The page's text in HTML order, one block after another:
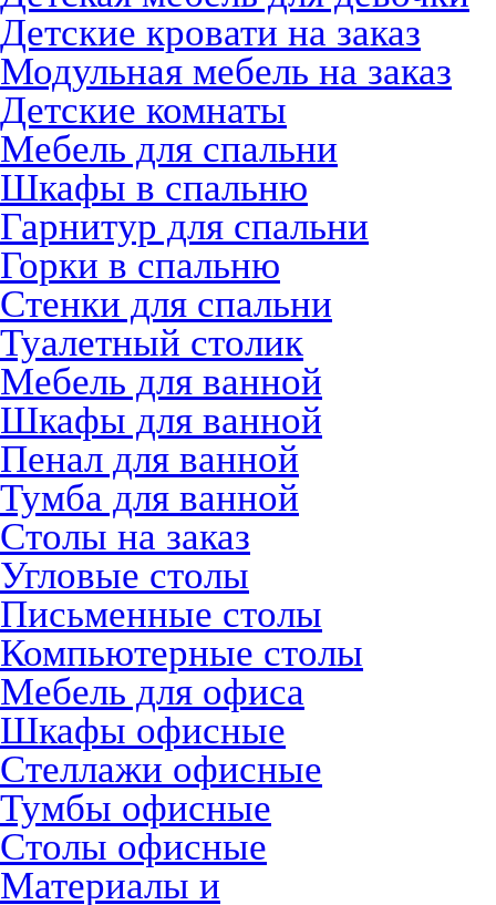
Детские кровати на заказ
Модульная мебель на заказ
Детские комнаты
Мебель для спальни
Шкафы в спальню
Гарнитур для спальни
Горки в спальню
Стенки для спальни
Туалетный столик
Мебель для ванной
Шкафы для ванной
Пенал для ванной
Тумба для ванной
Столы на заказ
Угловые столы
Письменные столы
Компьютерные столы
Мебель для офиса
Шкафы офисные
Стеллажи офисные
Тумбы офисные
Столы офисные
Материалы и